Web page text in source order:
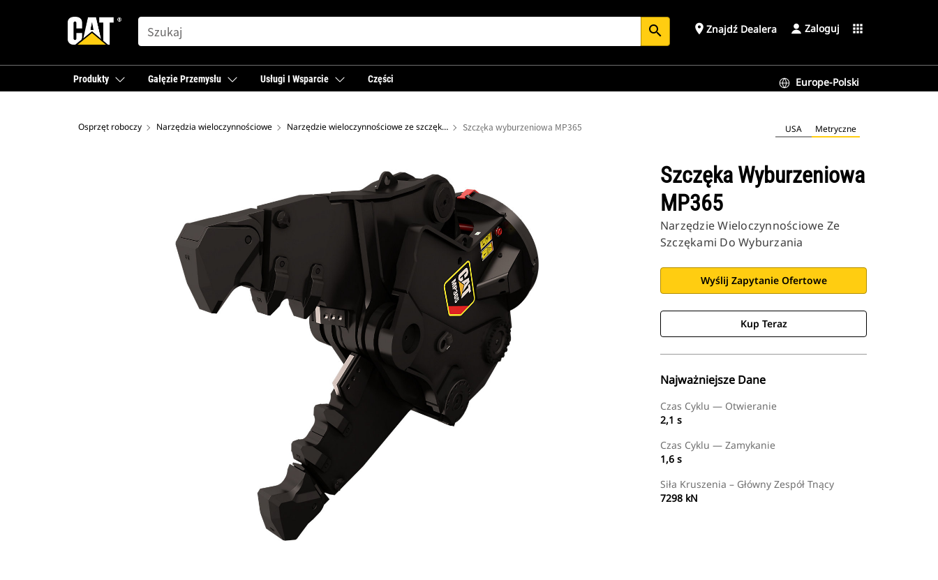
SEARCH search place Znajdź Dealera Zaloguj apps
Produkty Gałęzie Przemysłu Usługi I Wsparcie Części Europe-Polski
Osprzęt roboczy Narzędzia wieloczynnościowe Narzędzie wieloczynnościowe ze szczękami do wyburzania Szczęka wyburzeniowa MP365 USA Metryczne
Szczęka Wyburzeniowa
MP365
Narzędzie Wieloczynnościowe Ze
Szczękami Do Wyburzania
Wyślij Zapytanie Ofertowe
Kup Teraz
Najważniejsze Dane
Czas Cyklu — Otwieranie
2,1 s
Czas Cyklu — Zamykanie
1,6 s
Siła Kruszenia – Główny Zespół Tnący
7298 kN